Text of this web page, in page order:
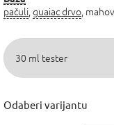
Odaberi varijantu
pačuli guaiac drvo ,